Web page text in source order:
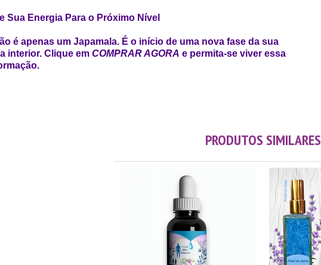
Sua Energia Para o Próximo Nível
é apenas um Japamala. É o início de uma nova fase da sua
interior. Clique em COMPRAR AGORA e permita-se viver essa
PRODUTOS SIMILARES